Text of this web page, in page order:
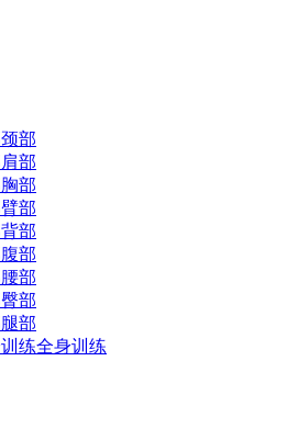
颈部
肩部
胸部
臂部
背部
腹部
腰部
臀部
腿部
全身训练